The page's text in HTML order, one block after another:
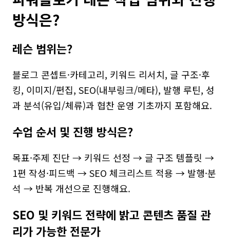
방식은?
레슨 범위는?
블로그 콘셉트·카테고리, 키워드 리서치, 글 구조·후
킹, 이미지/편집, SEO(내부링크/메타), 발행 루틴, 성
과 분석(유입/체류)과 협찬 운영 기초까지 포함해요.
수업 순서 및 진행 방식은?
목표·주제 진단 → 키워드 선정 → 글 구조 템플릿 →
1편 작성·피드백 → SEO 체크리스트 적용 → 발행·분
석 → 반복 개선으로 진행해요.
SEO 및 키워드 전략에 밝고 콘텐츠 품질 관
리가 가능한 전문가